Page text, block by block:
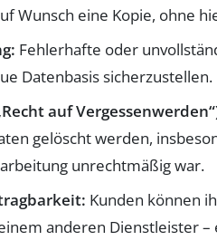
Wunsch eine Kopie, ohne
Fehlerhafte oder
Datenbasis sicherzustellen.
auf
gelöscht werden,
unrechtmäßig war.
Kunden können
anderen Dienstleister